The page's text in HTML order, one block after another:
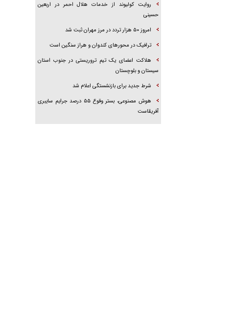
روایت کولیوند از خدمات هلال احمر در اربعین
حسینی
امروز ۵۰ هزار تردد در مرز مهران ثبت شد
ترافیک در محور‌های کندوان و هراز سنگین است
هلاکت اعضای یک تیم تروریستی در جنوب استان
سیستان و بلوچستان
شرط جدید برای بازنشستگی اعلام شد
هوش مصنوعی، بستر وقوع ۵۵ درصد جرایم سایبری
آفریقاست